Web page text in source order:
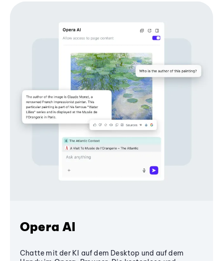
Opera AI
Chatte mit der KI auf dem Desktop und auf dem